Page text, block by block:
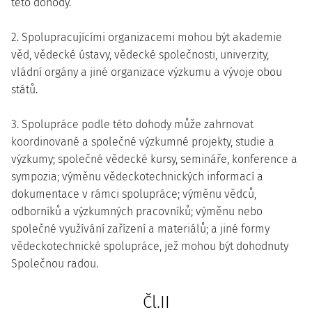
2. Spolupracujícími organizacemi mohou být akademie
věd, vědecké ústavy, vědecké společnosti, univerzity,
vládní orgány a jiné organizace výzkumu a vývoje obou
států.
3. Spolupráce podle této dohody může zahrnovat
koordinované a společné výzkumné projekty, studie a
výzkumy; společné vědecké kursy, semináře, konference a
sympozia; výměnu vědeckotechnických informací a
dokumentace v rámci spolupráce; výměnu vědců,
odborníků a výzkumných pracovníků; výměnu nebo
společné využívání zařízení a materiálů; a jiné formy
vědeckotechnické spolupráce, jež mohou být dohodnuty
Společnou radou.
Čl.II